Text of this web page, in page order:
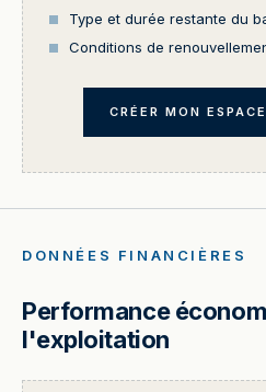
Type et durée restante du
Conditions de
CRÉER MON
DONNÉES FINANCIÈRES
Performance
l'exploitation